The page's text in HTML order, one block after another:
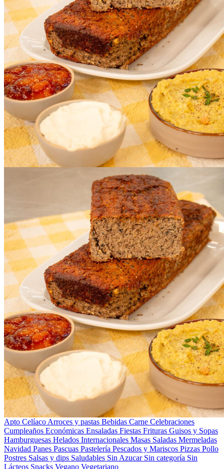
Apto Celíaco Arroces y pastas Bebidas Carne Celebraciones
Cumpleaños Económicas Ensaladas Fiestas Frituras Guisos y Sopas
Hamburguesas Helados Internacionales Masas Saladas Mermeladas
Navidad Panes Pascuas Pastelería Pescados y Mariscos Pizzas Pollo
Postres Salsas y dips Saludables Sin Azucar Sin categoría Sin
Lácteos Snacks Vegano Vegetariano